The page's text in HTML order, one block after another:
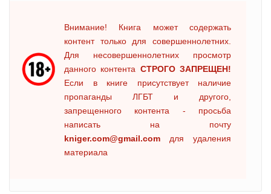
Внимание! Книга может содержать
контент только для совершеннолетних.
Для несовершеннолетних просмотр
данного контента СТРОГО ЗАПРЕЩЕН!
Если в книге присутствует наличие
пропаганды ЛГБТ и другого,
запрещенного контента - просьба
написать на почту
kniger.com@gmail.com для удаления
материала